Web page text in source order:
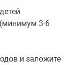
3-6
и заложите